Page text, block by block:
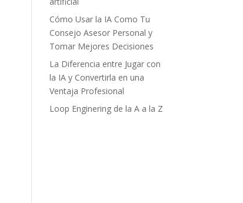
Cómo Usar la IA Como Tu
Consejo Asesor Personal y
Tomar Mejores Decisiones
La Diferencia entre Jugar con
la IA y Convertirla en una
Ventaja Profesional
Loop Enginering de la A a la Z